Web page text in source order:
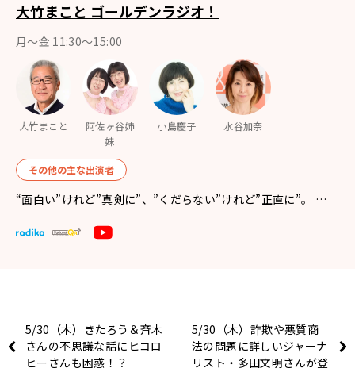
大竹まこと ゴールデンラジオ！
月〜金 11:30～15:00
大竹まこと
阿佐ヶ谷姉
妹
小島慶子 水谷加奈
その他の主な出演者
“面白い”けれど”真剣に”、”くだらない”けれど”正直に”。 …
5/30（木）きたろう＆斉木
さんの不思議な話にヒコロ
ヒーさんも困惑！？
5/30（木）詐欺や悪質商
法の問題に詳しいジャーナ
リスト・多田文明さんが登